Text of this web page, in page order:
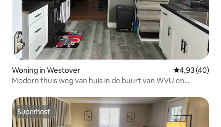
Woning in Westover Gemiddelde
4,93 (40)
Modern thuis weg van huis in de buurt van WVU en
Superhost
Superhost